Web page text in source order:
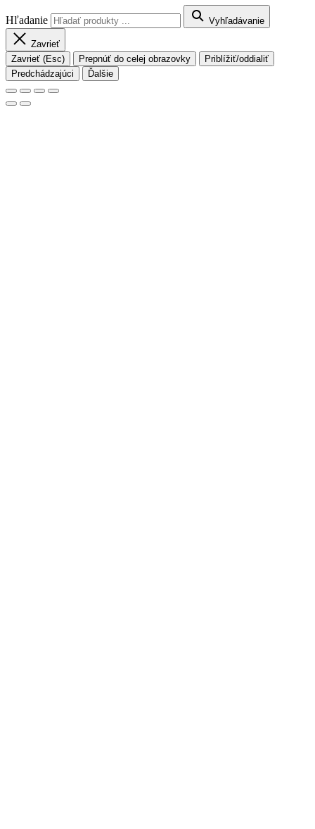
Hľadanie Vyhľadávanie
Zavrieť
Zavrieť (Esc)
Prepnúť do celej obrazovky
Priblížiť/oddialiť
Predchádzajúci
Ďalšie